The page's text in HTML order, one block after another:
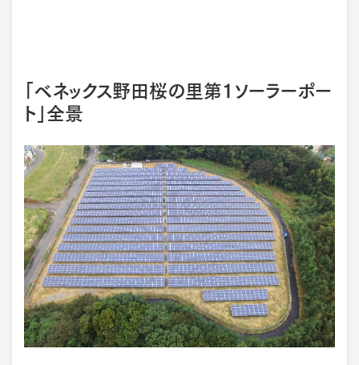
「ベネックス野田桜の里第1ソーラーポー
ト」全景